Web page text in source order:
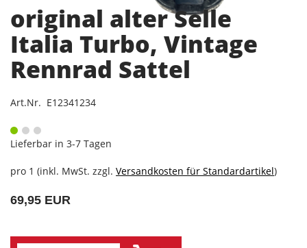
original alter Selle
Italia Turbo, Vintage
Rennrad Sattel
Art.Nr. E12341234
Lieferbar in 3-7 Tagen
pro 1 (inkl. MwSt. zzgl. Versandkosten für Standardartikel)
69,95 EUR